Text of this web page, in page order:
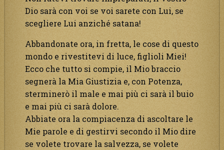
Dio sarà con voi se voi sarete con Lui, se
scegliere Lui anziché satana!
Abbandonate ora, in fretta, le cose di questo
mondo e rivestitevi di luce, figlioli Miei!
Ecco che tutto si compie, il Mio braccio
segnerà la Mia Giustizia e, con Potenza,
sterminerò il male e mai più ci sarà il buio
e mai più ci sarà dolore.
Abbiate ora la compiacenza di ascoltare le
Mie parole e di gestirvi secondo il Mio dire
se volete trovare la salvezza, se volete